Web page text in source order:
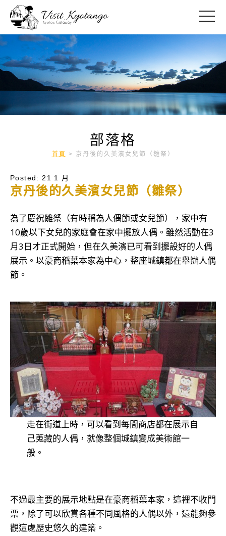
toggle
部落格
首頁 > 京丹後的久美濱女兒節（雛祭）
Posted: 21 1 月
京丹後的久美濱女兒節（雛祭）
為了慶祝雛祭（有時稱為人偶節或女兒節），家中有
10歲以下女兒的家庭會在家中擺放人偶。雖然活動在3
月3日才正式開始，但在久美濱已可看到擺設好的人偶
展示。以豪商稻葉本家為中心，整座城鎮都在舉辦人偶
節。
走在街道上時，可以看到每間商店都在展示自
己蒐藏的人偶，就像整個城鎮變成美術館一
般。
不過最主要的展示地點是在豪商稻葉本家，這裡不收門
票，除了可以欣賞各種不同風格的人偶以外，還能夠參
觀這處歷史悠久的建築。